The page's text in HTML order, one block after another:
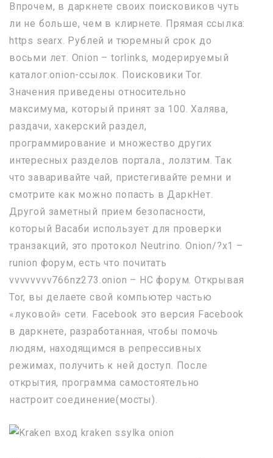
Впрочем, в даркнете своих поисковиков чуть
ли не больше, чем в клирнете. Прямая ссылка:
https searx. Рублей и тюремный срок до
восьми лет. Onion – torlinks, модерируемый
каталог.onion-ссылок. Поисковики Tor.
Значения приведены относительно
максимума, который принят за 100. Халява,
раздачи, хакерский раздел,
программирование и множество других
интересных разделов портала., лолзтим. Так
что заваривайте чай, пристегивайте ремни и
смотрите как можно попасть в ДаркНет.
Другой заметный прием безопасности,
который Васаби использует для проверки
транзакций, это протокол Neutrino. Onion/?x1 –
runion форум, есть что почитать
vvvvvvvv766nz273.onion – НС форум. Открывая
Tor, вы делаете свой компьютер частью
«луковой» сети. Facebook это версия Facebook
в даркнете, разработанная, чтобы помочь
людям, находящимся в репрессивных
режимах, получить к ней доступ. После
открытия, программа самостоятельно
настроит соединение(мосты).